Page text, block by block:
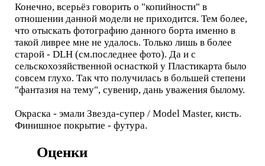
Конечно, всерьёз говорить о "копийности" в
отношении данной модели не приходится. Тем более,
что отыскать фотографию данного борта именно в
такой ливрее мне не удалось. Только лишь в более
старой - DLH (см.последнее фото). Да и с
сельскохозяйственной оснасткой у Пластикарта было
совсем глухо. Так что получилась в большей степени
"фантазия на тему", сувенир, дань уважения былому.
Окраска - эмали Звезда-супер / Model Master, кисть.
Финишное покрытие - футура.
Оценки